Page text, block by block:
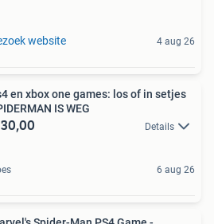
website 4 aug 26
en xbox one games: los of in setjes
IS WEG
Details
6 aug 26